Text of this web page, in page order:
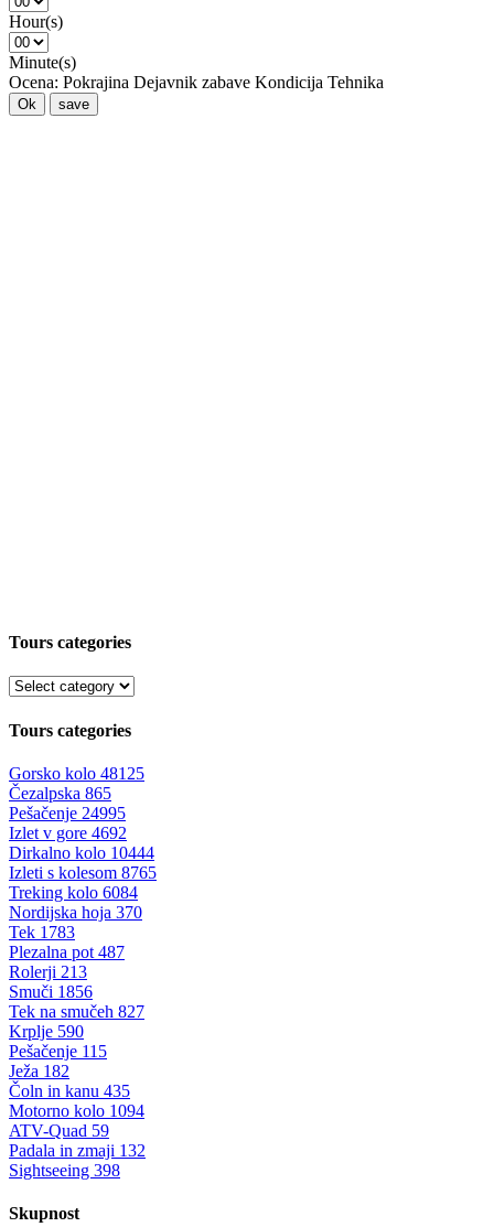
Hour(s)
Minute(s)
Ocena: Pokrajina Dejavnik zabave Kondicija Tehnika
Ok save
Tours categories
Tours categories
Gorsko kolo 48125
Čezalpska 865
Pešačenje 24995
Izlet v gore 4692
Dirkalno kolo 10444
Izleti s kolesom 8765
Treking kolo 6084
Nordijska hoja 370
Tek 1783
Plezalna pot 487
Rolerji 213
Smuči 1856
Tek na smučeh 827
Krplje 590
Pešačenje 115
Ježa 182
Čoln in kanu 435
Motorno kolo 1094
ATV-Quad 59
Padala in zmaji 132
Sightseeing 398
Skupnost